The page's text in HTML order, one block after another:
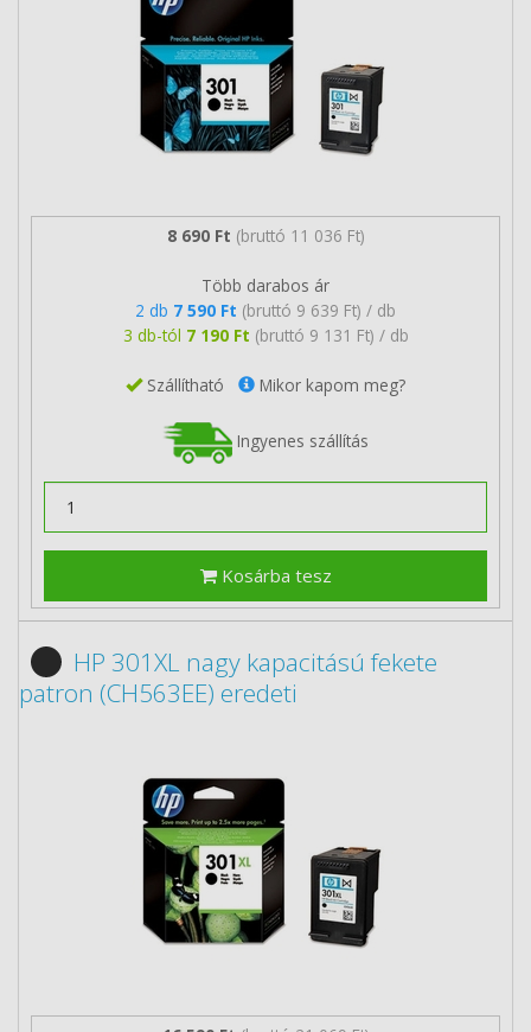
8 690 Ft (bruttó 11 036 Ft)
Több darabos ár
2 db 7 590 Ft (bruttó 9 639 Ft) / db
3 db-tól 7 190 Ft (bruttó 9 131 Ft) / db
Szállítható Mikor kapom meg?
Ingyenes szállítás
Kosárba tesz
HP 301XL nagy kapacitású fekete
patron (CH563EE) eredeti